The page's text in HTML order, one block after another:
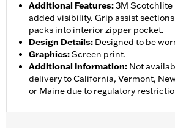
Additional Features:3M
added visibility. Grip assist
packs into interior zipper pocket.
Design Details: Designed to be
Graphics:Screen print.
Additional Information: Not
delivery to California, Vermont,
or Maine due to regulatory